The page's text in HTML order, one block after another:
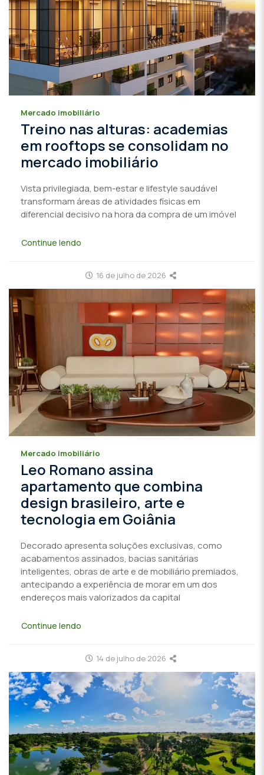
Mercado imobiliário
Treino nas alturas: academias
em rooftops se consolidam no
mercado imobiliário
Vista privilegiada, bem-estar e lifestyle saudável
transformam áreas de atividades físicas em
diferencial decisivo na hora da compra de um imóvel
Continue lendo
16 de julho de 2026
Mercado imobiliário
Leo Romano assina
apartamento que combina
design brasileiro, arte e
tecnologia em Goiânia
Decorado apresenta soluções exclusivas, como
acabamentos assinados, bacias sanitárias
inteligentes, obras de arte e de mobiliário premiados,
antecipando a experiência de morar em um dos
endereços mais valorizados da capital
Continue lendo
14 de julho de 2026